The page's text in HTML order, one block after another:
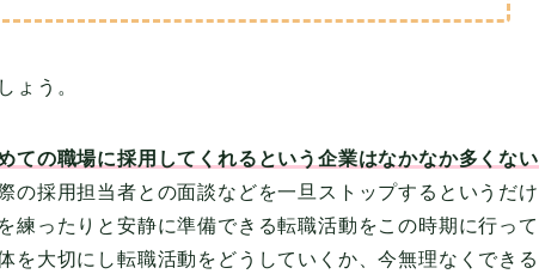
ょう。
ての職場に採用してくれるという企業はなかなか多くない
の採用担当者との面談などを一旦ストップするというだけ
練ったりと安静に準備できる転職活動をこの時期に行って
を大切にし転職活動をどうしていくか、今無理なくできる